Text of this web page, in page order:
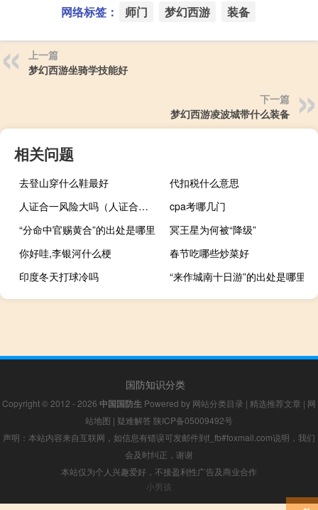
网络标签： 师门 梦幻西游 装备
上一篇
梦幻西游坐骑学技能好
下一篇
梦幻西游凌波城带什么装备
相关问题
去登山穿什么鞋最好
代扣税什么意思
人证合一风险大吗（人证合一是什么意思）
cpa考哪几门
“分命中官赐黄合”的出处是哪里
冥王星为何被“降级”
你好哇,李银河什么梗
春节吃哪些炒菜好
印度冬天打球冷吗
“来作城南十日游”的出处是哪里
国防知识分类
Copyright © 2012 - 2026 中国国防生 Powered by 网站分类目录 | 精选推荐文章 | 网
站地图 | 疑难解答 陕ICP备05009492号
声明：本站内容来自互联网，如信息有错误可发邮件到f_fb#foxmail.com说明，我们
会及时纠正，谢谢
本站仅为个人兴趣爱好，不接盈利性广告及商业合作
小男孩